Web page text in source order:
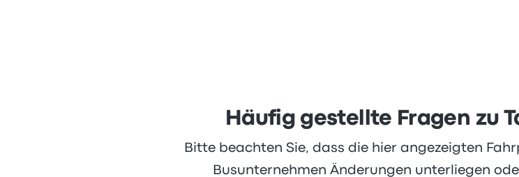
Häufig gestellte Fragen zu
Bitte beachten Sie, dass die hier angezeigten
Busunternehmen Änderungen unterliegen